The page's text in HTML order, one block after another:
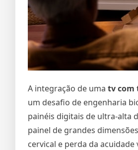
A integração de uma tv com
um desafio de engenharia
painéis digitais de ultra-alta
painel de grandes
cervical e perda da